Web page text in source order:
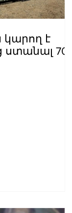
կարող է
ստանալ 70